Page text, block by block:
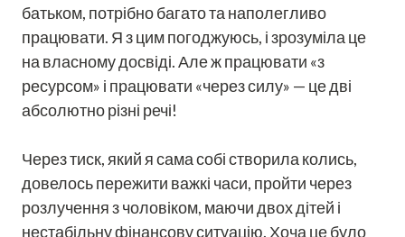
батьком, потрібно багато та наполегливо
працювати. Я з цим погоджуюсь, і зрозуміла це
на власному досвіді. Але ж працювати «з
ресурсом» і працювати «через силу» — це дві
абсолютно різні речі!
Через тиск, який я сама собі створила колись,
довелось пережити важкі часи, пройти через
розлучення з чоловіком, маючи двох дітей і
нестабільну фінансову ситуацію. Хоча це було